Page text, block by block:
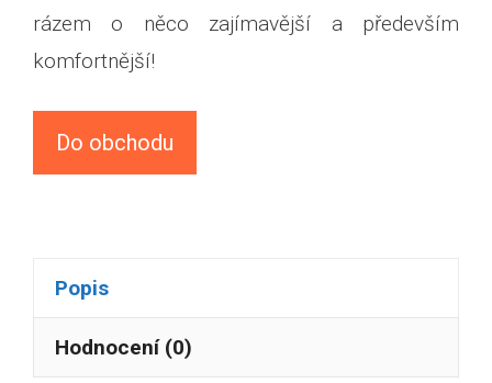
rázem o něco zajímavější a především
komfortnější!
Do obchodu
Popis
Hodnocení (0)